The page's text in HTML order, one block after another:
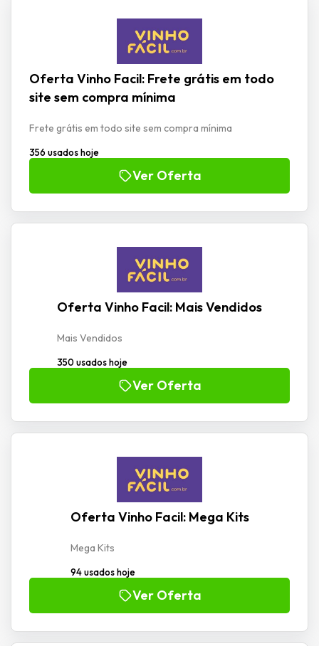
Oferta Vinho Facil: Frete grátis em todo
site sem compra mínima
Frete grátis em todo site sem compra mínima
356 usados hoje
Ver Oferta
Oferta Vinho Facil: Mais Vendidos
Mais Vendidos
350 usados hoje
Ver Oferta
Oferta Vinho Facil: Mega Kits
Mega Kits
94 usados hoje
Ver Oferta